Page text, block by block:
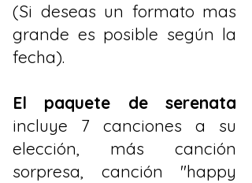
(Si deseas un formato mas
grande es posible según la
fecha).
El paquete de serenata
incluye 7 canciones a su
elección, más canción
sorpresa, canción "happy